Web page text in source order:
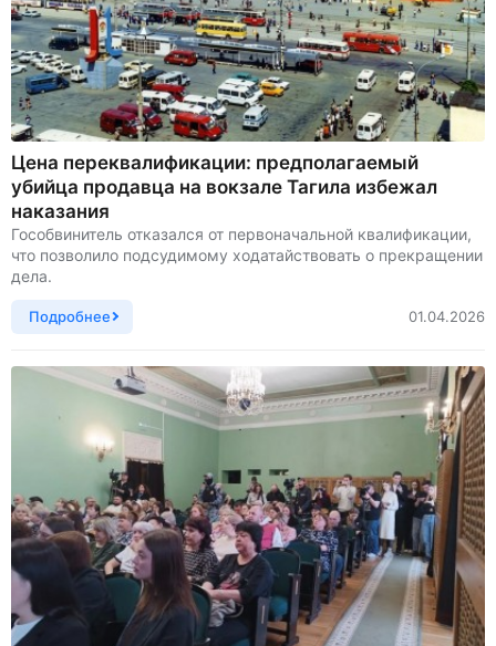
Цена переквалификации: предполагаемый
убийца продавца на вокзале Тагила избежал
наказания
Гособвинитель отказался от первоначальной квалификации,
что позволило подсудимому ходатайствовать о прекращении
дела.
Подробнее 01.04.2026